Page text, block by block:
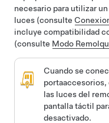
necesario para utilizar
luces (consulte
incluye compatibilidad
(consulte Modo
Cuando se
portaaccesorios,
las luces del
pantalla táctil
desactivado.